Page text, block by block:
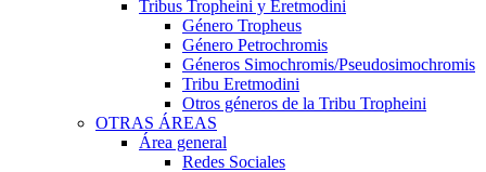
Tribus Tropheini y Eretmodini
Género Tropheus
Género Petrochromis
Géneros Simochromis/Pseudosimochromis
Tribu Eretmodini
Otros géneros de la Tribu Tropheini
OTRAS ÁREAS
Área general
Redes Sociales